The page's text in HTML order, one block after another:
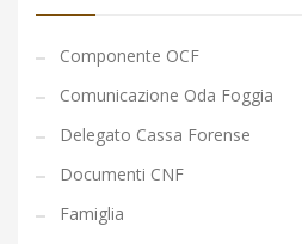
Componente OCF
Comunicazione Oda Foggia
Delegato Cassa Forense
Documenti CNF
Famiglia